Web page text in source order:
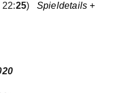
22:25)
Spieldetails +